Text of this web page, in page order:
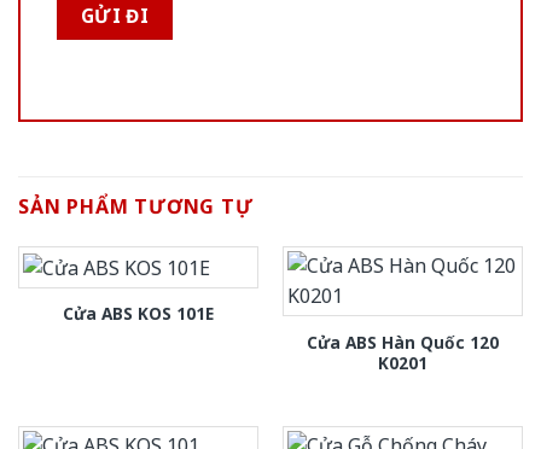
SẢN PHẨM TƯƠNG TỰ
Cửa ABS KOS 101E
Cửa ABS Hàn Quốc 120
K0201